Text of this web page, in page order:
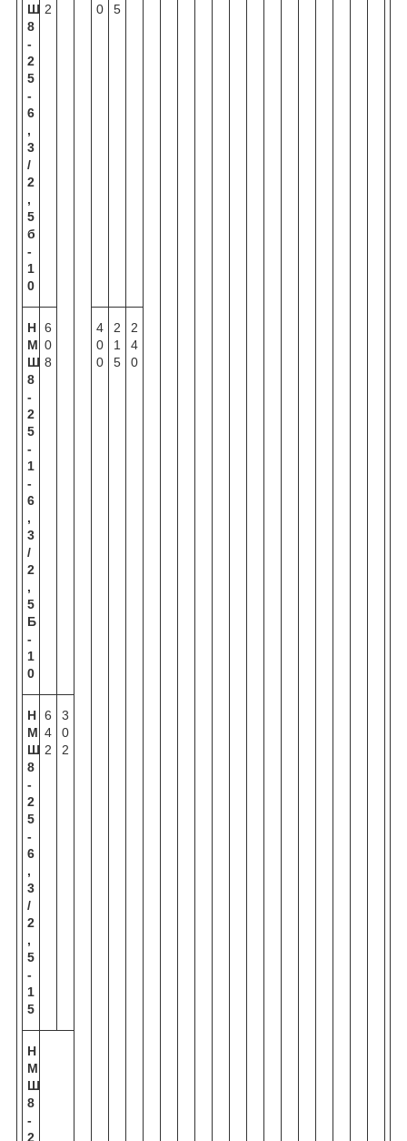
Ш
8
-
2
5
-
6
,
3
/
2
,
5
б
-
1
0
2
0
5
Н
М
Ш
8
-
2
5
-
1
-
6
,
3
/
2
,
5
Б
-
1
0
6
0
8
4
0
0
2
1
5
2
4
0
Н
М
Ш
8
-
2
5
-
6
,
3
/
2
,
5
-
1
5
6
4
2
3
0
2
Н
М
Ш
8
-
2